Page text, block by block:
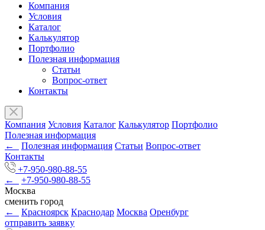
Компания
Условия
Каталог
Калькулятор
Портфолио
Полезная информация
Статьи
Вопрос-ответ
Контакты
Компания Условия Каталог Калькулятор Портфолио
Полезная информация
←
Полезная информация Статьи Вопрос-ответ
Контакты
+7-950-980-88-55
←
+7-950-980-88-55
Москва
сменить город
←
Красноярск Краснодар Москва Оренбург
отправить заявку